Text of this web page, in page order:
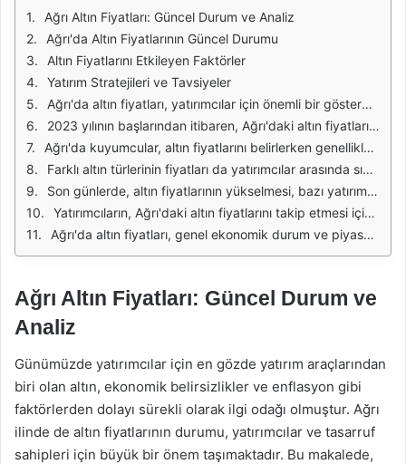
Ağrı Altın Fiyatları: Güncel Durum ve Analiz
Ağrı'da Altın Fiyatlarının Güncel Durumu
Altın Fiyatlarını Etkileyen Faktörler
Yatırım Stratejileri ve Tavsiyeler
Ağrı'da altın fiyatları, yatırımcılar için önemli bir gösterge olmaya devam ediyor. Son dönemde yaşanan ekonomik dalgalanmalar, altın fiyatlarının yükselmesine ve düşmesine neden olsa da, Ağrı'daki fiyatlar genel olarak ülke genelindeki trendlere paralel bir seyir izliyor. Altın, güvenli bir yatırım aracı olarak görüldüğünden, özellikle belirsizlik dönemlerinde rağbet görmektedir.
2023 yılının başlarından itibaren, Ağrı'daki altın fiyatları, döviz kurlarındaki dalgalanmalara bağlı olarak artış göstermiştir. Yatırımcılar, ekonomik verileri dikkatle takip ederek, altın alım satım kararlarını bu verilere göre şekillendiriyor. Ayrıca, yerel piyasada altın talebinin artması, fiyatların yükselmesine katkıda bulunuyor.
Ağrı'da kuyumcular, altın fiyatlarını belirlerken genellikle İstanbul borsa fiyatlarını referans alıyorlar. Bu durum, piyasanın genel dinamiklerini yansıtmakta ve yatırımcıların daha bilinçli kararlar almasına yardımcı olmaktadır. Ancak yerel farklılıklar da göz önünde bulundurulmalı; bazı kuyumcular, ek maliyetler ekleyerek fiyatlarını belirleyebilir.
Farklı altın türlerinin fiyatları da yatırımcılar arasında sıkça karşılaştırılmaktadır. Gram altın, çeyrek altın ve yarım altın gibi farklı seçenekler, yatırımcıların portföylerini çeşitlendirmelerine olanak tanımaktadır. Ağrı'da çeyrek altın genellikle, düğünler ve özel günlerde hediye olarak tercih edilmektedir.
Son günlerde, altın fiyatlarının yükselmesi, bazı yatırımcıları endişelendirmiştir. Ancak birçok analist, altının uzun vadede değer kazanacağına inanmaktadır. Bu durum, altın alım satımı yapanların, kısa vadeli dalgalanmalardan etkilenmeden, uzun vadeli bir perspektifle hareket etmeleri gerektiğini göstermektedir.
Yatırımcıların, Ağrı'daki altın fiyatlarını takip etmesi için çeşitli yöntemler bulunmaktadır. Mobil uygulamalar, internet siteleri ve sosyal medya platformları üzerinden güncel fiyat bilgilerine ulaşmak mümkündür. Bu araçlar, yatırımcıların piyasa hareketlerini daha iyi analiz etmelerine yardımcı olmaktadır.
Ağrı'da altın fiyatları, genel ekonomik durum ve piyasa koşulları ile doğrudan bağlantılıdır. Yatırımcıların bu dinamikleri göz önünde bulundurarak, bilinçli yatırım kararları alması büyük önem taşımaktadır. Ekonomik verilerin yanı sıra, uluslararası gelişmeler de altın fiyatlarını etkileyen önemli faktörler arasında yer almaktadır.
Ağrı Altın Fiyatları: Güncel Durum ve
Analiz
Günümüzde yatırımcılar için en gözde yatırım araçlarından
biri olan altın, ekonomik belirsizlikler ve enflasyon gibi
faktörlerden dolayı sürekli olarak ilgi odağı olmuştur. Ağrı
ilinde de altın fiyatlarının durumu, yatırımcılar ve tasarruf
sahipleri için büyük bir önem taşımaktadır. Bu makalede,